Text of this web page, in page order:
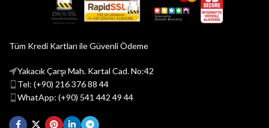
Tüm Kredi Kartları ile Güvenli Ödeme
Yakacık Çarşı Mah. Kartal Cad. No:42
Tel: (+90) 216 376 88 44
WhatApp: (+90) 541 442 49 44